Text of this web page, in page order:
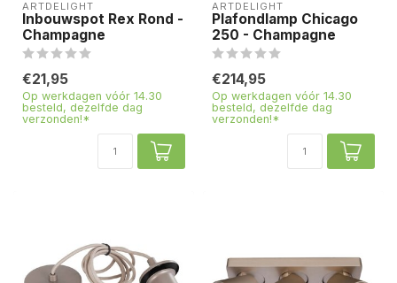
ARTDELIGHT
Inbouwspot Rex Rond -
Champagne
€21,95
Op werkdagen vóór 14.30
besteld, dezelfde dag
verzonden!*
ARTDELIGHT
Plafondlamp Chicago
250 - Champagne
€214,95
Op werkdagen vóór 14.30
besteld, dezelfde dag
verzonden!*